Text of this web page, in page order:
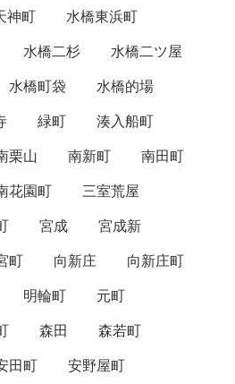
神町
水橋東浜町
水橋二杉
水橋二ツ屋
水橋町袋
水橋的場
緑町
湊入船町
栗山 南新町
南田町
花園町
三室荒屋
宮成
宮成新
町 向新庄
向新庄町
明輪町
元町
森田
森若町
田町 安野屋町